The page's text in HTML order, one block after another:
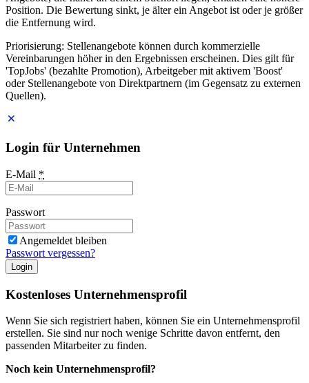
Position. Die Bewertung sinkt, je älter ein Angebot ist oder je größer
die Entfernung wird.
Priorisierung: Stellenangebote können durch kommerzielle
Vereinbarungen höher in den Ergebnissen erscheinen. Dies gilt für
'TopJobs' (bezahlte Promotion), Arbeitgeber mit aktivem 'Boost'
oder Stellenangebote von Direktpartnern (im Gegensatz zu externen
Quellen).
Login für Unternehmen
E-Mail *
Passwort
Angemeldet bleiben
Passwort vergessen?
Login
Kostenloses Unternehmensprofil
Wenn Sie sich registriert haben, können Sie ein Unternehmensprofil
erstellen. Sie sind nur noch wenige Schritte davon entfernt, den
passenden Mitarbeiter zu finden.
Noch kein Unternehmensprofil?